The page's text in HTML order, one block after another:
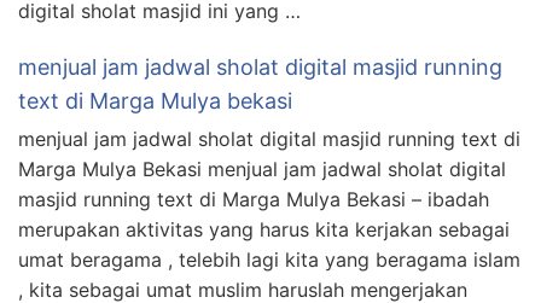
digital sholat masjid ini yang …
menjual jam jadwal sholat digital masjid running
text di Marga Mulya bekasi
menjual jam jadwal sholat digital masjid running text di
Marga Mulya Bekasi menjual jam jadwal sholat digital
masjid running text di Marga Mulya Bekasi – ibadah
merupakan aktivitas yang harus kita kerjakan sebagai
umat beragama , telebih lagi kita yang beragama islam
, kita sebagai umat muslim haruslah mengerjakan